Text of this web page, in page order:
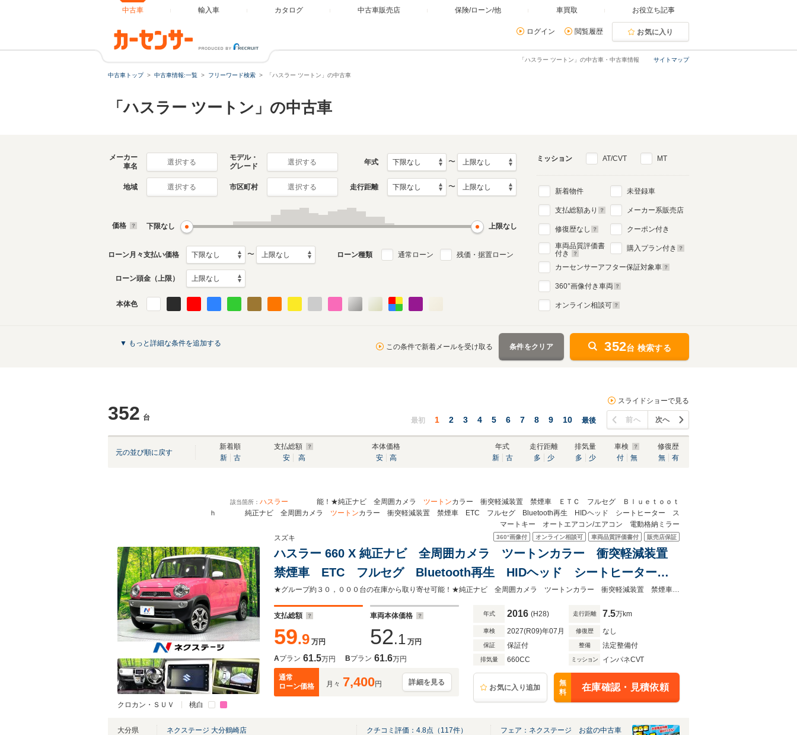
中古車 輸入車 カタログ 中古車販売店 保険/ローン/他 車買取 お役立ち記事
ログイン 閲覧履歴 お気に入り
サイトマップ
「ハスラー ツートン」の中古車・中古車情報
中古車トップ 中古車情報:一覧 フリーワード検索 「ハスラー ツートン」の中古車
「ハスラー ツートン」の中古車
メーカー
車名
選択する
モデル・
グレード
選択する 年式 〜
地域 選択する 市区町村 選択する 走行距離 〜
価格 下限なし 上限なし
ローン月々支払い価格 〜 ローン種類 通常ローン 残価・据置ローン
ローン頭金（上限）
本体色
ミッション AT/CVT MT
新着物件
支払総額あり
修復歴なし
車両品質評価書
付き
未登録車
メーカー系販売店
クーポン付き
購入プラン付き
カーセンサーアフター保証対象車
360°画像付き車両
オンライン相談可
▼ もっと詳細な条件を追加する この条件で新着メールを受け取る 条件をクリア 352台 検索する
352 台
スライドショーで見る
最初 1 2 3 4 5 6 7 8 9 10 最後 前へ 次へ
元の並び順に戻す
新着順
新
古
支払総額
安
高
本体価格
安
高
年式
新
古
走行距離
多
少
排気量
多
少
車検
付
無
修復歴
無
有
該当箇所： ハスラー 能！★純正ナビ 全周囲カメラ ツートンカラー 衝突軽減装置 禁煙車 ＥＴＣ フルセグ Ｂｌｕｅｔｏｏｔ
ｈ 純正ナビ 全周囲カメラ ツートンカラー 衝突軽減装置 禁煙車 ETC フルセグ Bluetooth再生 HIDヘッド シートヒーター ス
マートキー オートエアコン/エアコン 電動格納ミラー
クロカン・ＳＵＶ 桃白
360°画像付 オンライン相談可 車両品質評価書付 販売店保証
スズキ
ハスラー 660 X 純正ナビ 全周囲カメラ ツートンカラー 衝突軽減装置
禁煙車 ETC フルセグ Bluetooth再生 HIDヘッド シートヒーター
スマートキー オートエアコン/エアコン 電動格納ミラー
★グループ約３０，０００台の在庫から取り寄せ可能！★純正ナビ 全周囲カメラ ツートンカラー 衝突軽減装置 禁煙車 ＥＴＣ フルセグ Ｂｌｕｅｔｏｏｔｈ
支払総額
59.9 万円
車両本体価格
52.1 万円
Aプラン 61.5万円 Bプラン 61.6万円
通常
ローン価格
月々 7,400円 詳細を見る
年式 2016 (H28) 走行距離 7.5万km
車検 2027(R09)年07月 修復歴 なし
保証 保証付 整備 法定整備付
排気量 660CC ミッション インパネCVT
お気に入り追加
無
料
在庫確認・見積依頼
大分県
ネクステージ 大分鶴崎店
クチコミ評価： 4.8点（ 117件）
フェア：ネクステージ お盆の中古車